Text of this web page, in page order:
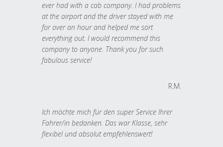
ever had with a cab company. I had problems
at the airport and the driver stayed with me
for over an hour and helped me sort
everything out. I would recommend this
company to anyone. Thank you for such
fabulous service!
R.M.
Ich möchte mich für den super Service Ihrer
Fahrer/in bedanken. Das war Klasse, sehr
flexibel und absolut empfehlenswert!